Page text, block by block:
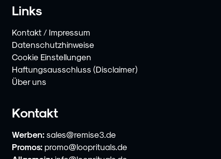
Links
Kontakt / Impressum
Datenschutzhinweise
Cookie Einstellungen
Haftungsausschluss (Disclaimer)
Über uns
Kontakt
Werben: sales@remise3.de
Promos: promo@looprituals.de